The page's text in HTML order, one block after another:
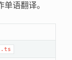
语翻译。